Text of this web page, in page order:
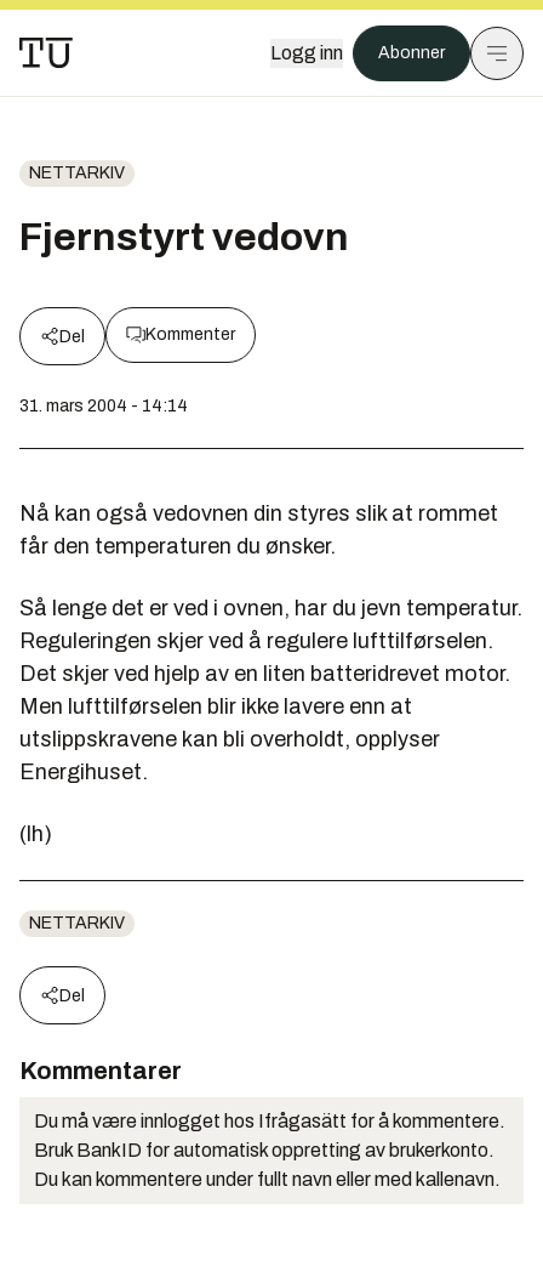
Logg inn Abonner
NETTARKIV
Fjernstyrt vedovn
Del Kommenter
31. mars 2004 - 14:14
Nå kan også vedovnen din styres slik at rommet
får den temperaturen du ønsker.
Så lenge det er ved i ovnen, har du jevn temperatur.
Reguleringen skjer ved å regulere lufttilførselen.
Det skjer ved hjelp av en liten batteridrevet motor.
Men lufttilførselen blir ikke lavere enn at
utslippskravene kan bli overholdt, opplyser
Energihuset.
(lh)
NETTARKIV
Del
Kommentarer
Du må være innlogget hos Ifrågasätt for å kommentere.
Bruk BankID for automatisk oppretting av brukerkonto.
Du kan kommentere under fullt navn eller med kallenavn.